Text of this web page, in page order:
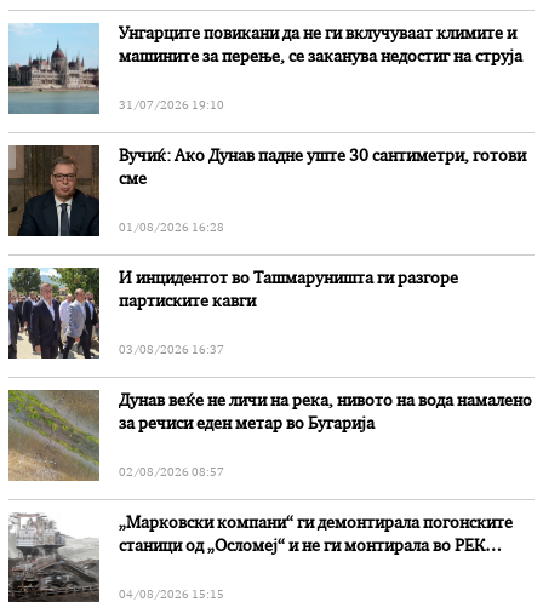
Унгарците повикани да не ги вклучуваат климите и
машините за перење, се заканува недостиг на струја
31/07/2026 19:10
Вучиќ: Ако Дунав падне уште 30 сантиметри, готови
сме
01/08/2026 16:28
И инцидентот во Ташмаруништa ги разгоре
партиските кавги
03/08/2026 16:37
Дунав веќе не личи на река, нивото на вода намалено
за речиси еден метар во Бугарија
02/08/2026 08:57
„Марковски компани“ ги демонтирала погонските
станици од „Осломеј“ и не ги монтирала во РЕК
04/08/2026 15:15